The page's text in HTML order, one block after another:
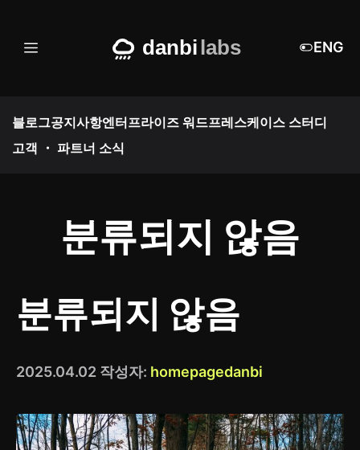
메 ENG
블로그공지사항엔터프라이즈 워드프레스케이스 스터디
고객 ・ 파트너 소식
분류되지 않음
분류되지 않음
2025.04.02 작성자: homepagedanbi